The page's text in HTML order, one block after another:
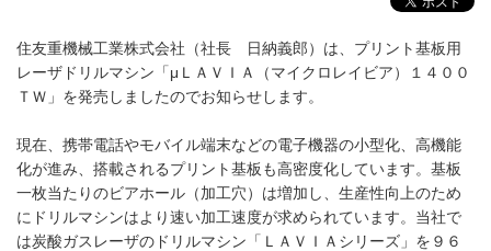
住友重機械工業株式会社（社長 日納義郎）は、プリント基板用
レーザドリルマシン「μＬＡＶＩＡ（マイクロレイビア）１４００
ＴＷ」を発売しましたのでお知らせします。
現在、携帯電話やモバイル端末などの電子機器の小型化、高機能
化が進み、搭載されるプリント基板も高密度化しています。基板
一枚当たりのビアホール（加工穴）は増加し、生産性向上のため
にドリルマシンはより速い加工速度が求められています。当社で
は炭酸ガスレーザのドリルマシン「ＬＡＶＩＡシリーズ」を９６